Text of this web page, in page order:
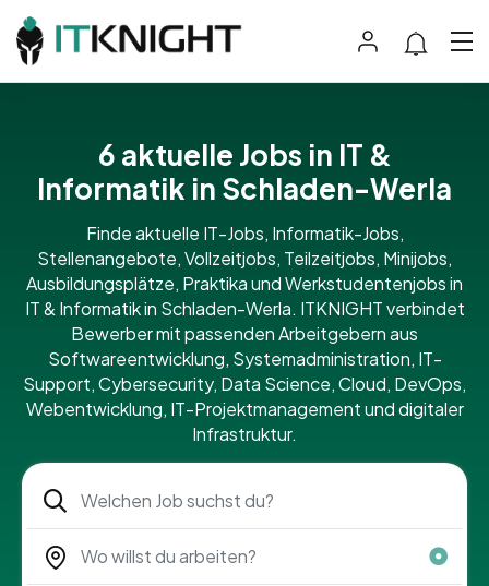
6 aktuelle Jobs in IT &
Informatik in Schladen-Werla
Finde aktuelle IT-Jobs, Informatik-Jobs,
Stellenangebote, Vollzeitjobs, Teilzeitjobs, Minijobs,
Ausbildungsplätze, Praktika und Werkstudentenjobs in
IT & Informatik in Schladen-Werla. ITKNIGHT verbindet
Bewerber mit passenden Arbeitgebern aus
Softwareentwicklung, Systemadministration, IT-
Support, Cybersecurity, Data Science, Cloud, DevOps,
Webentwicklung, IT-Projektmanagement und digitaler
Infrastruktur.